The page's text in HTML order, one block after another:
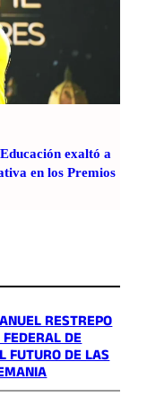
exaltó a
en los Premios
RESTREPO
DE
FUTURO DE LAS